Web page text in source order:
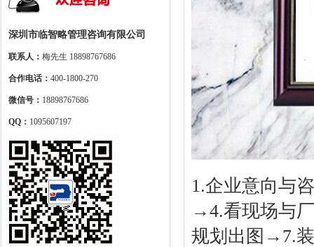
深圳市临智略管理咨询有限公司
联系人： 梅先生 18898767686
合作电话： 400-1800-270
微信号： 18898767686
QQ： 1095607197
1.企业意向与
→4.看现场与
规划出图→7.